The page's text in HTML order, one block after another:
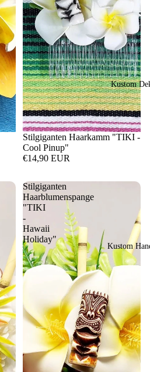
Kustom
Kustom
Stilgiganten Haarkamm "TIKI -
Cool Pinup"
€14,90 EUR
Stilgiganten
Haarblumenspange
"TIKI
-
Hawaii
Holiday"